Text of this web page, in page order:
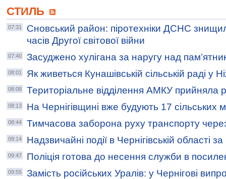
СТИЛЬ
07:31
Сновський район: піротехніки ДСНС
часів Другої світової війни
07:40 Засуджено хулігана за наругу над
08:01 Як живеться Кунашівській сільській раді у
08:08 Територіальне відділення АМКУ прийняла
08:13 На Чернігівщині вже будують 17 сільських
08:44 Тимчасова заборона руху транспорту через
09:14 Надзвичайні події в Чернігівській області
09:47 Поліція готова до несення служби в
09:55
Замість російських Уралів: у Чернігові